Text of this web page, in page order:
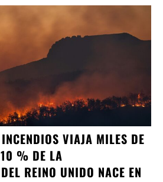
VIAJA MILES DE
% DE LA
REINO UNIDO NACE EN